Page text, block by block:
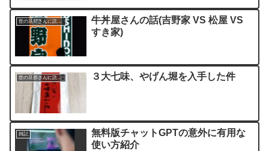
世の旦那さんに読んでほしい記事
牛丼屋さんの話(吉野家 VS 松屋 VS
すき家)
世の旦那さんに読んでほしい記事 ３大七味、やげん堀を入手した件
雑記
無料版チャットGPTの意外に有用な
使い方紹介